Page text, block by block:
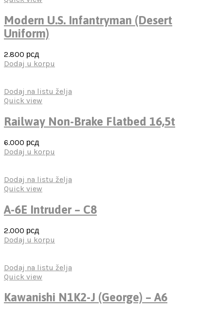
Modern U.S. Infantryman (Desert
Uniform)
2.800 рсд
Dodaj u korpu
Dodaj na listu želja
Quick view
Railway Non-Brake Flatbed 16,5t
6.000 рсд
Dodaj u korpu
Dodaj na listu želja
Quick view
A-6E Intruder – C8
2.000 рсд
Dodaj u korpu
Dodaj na listu želja
Quick view
Kawanishi N1K2-J (George) – A6